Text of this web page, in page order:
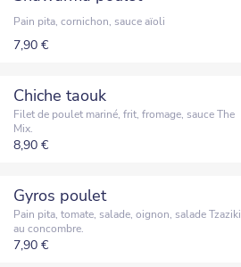
Pain pita, cornichon, sauce aïoli
7,90 €
Chiche taouk
Filet de poulet mariné, frit, fromage, sauce The
Mix.
8,90 €
Gyros poulet
Pain pita, tomate, salade, oignon, salade Tzaziki
au concombre.
7,90 €